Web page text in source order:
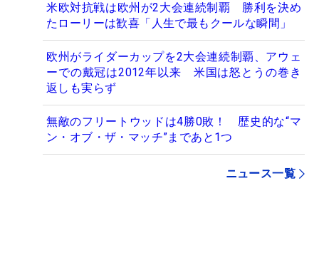
米欧対抗戦は欧州が2大会連続制覇 勝利を決め
たローリーは歓喜「人生で最もクールな瞬間」
欧州がライダーカップを2大会連続制覇、アウェ
ーでの戴冠は2012年以来 米国は怒とうの巻き
返しも実らず
無敵のフリートウッドは4勝0敗！ 歴史的な“マ
ン・オブ・ザ・マッチ”まであと1つ
ニュース一覧